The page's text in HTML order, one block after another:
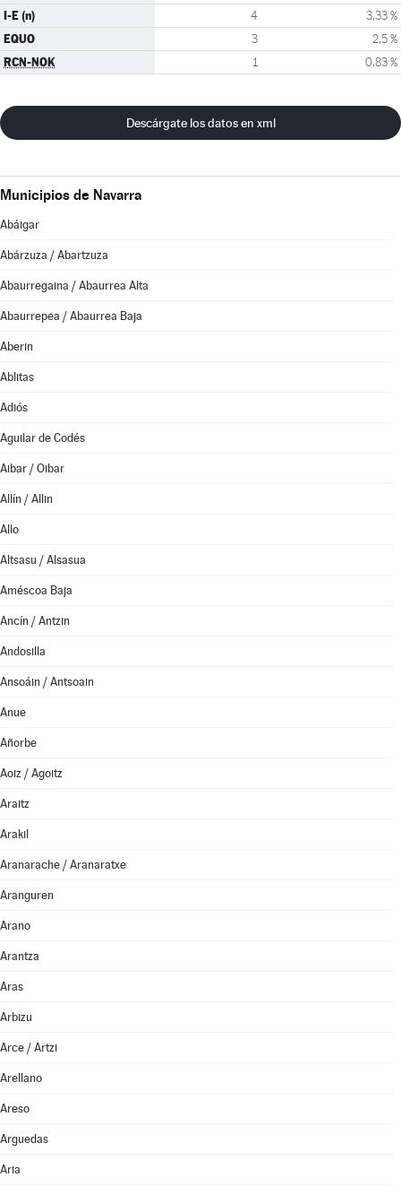
I-E (n) 4 3,33 %
EQUO 3 2,5 %
RCN-NOK 1 0,83 %
Descárgate los datos en xml
Municipios de Navarra
Abáigar
Abárzuza / Abartzuza
Abaurregaina / Abaurrea Alta
Abaurrepea / Abaurrea Baja
Aberin
Ablitas
Adiós
Aguilar de Codés
Aibar / Oibar
Allín / Allin
Allo
Altsasu / Alsasua
Améscoa Baja
Ancín / Antzin
Andosilla
Ansoáin / Antsoain
Anue
Añorbe
Aoiz / Agoitz
Araitz
Arakil
Aranarache / Aranaratxe
Aranguren
Arano
Arantza
Aras
Arbizu
Arce / Artzi
Arellano
Areso
Arguedas
Aria